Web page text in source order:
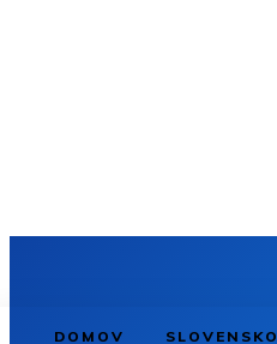
DOMOV SLOVENSKO